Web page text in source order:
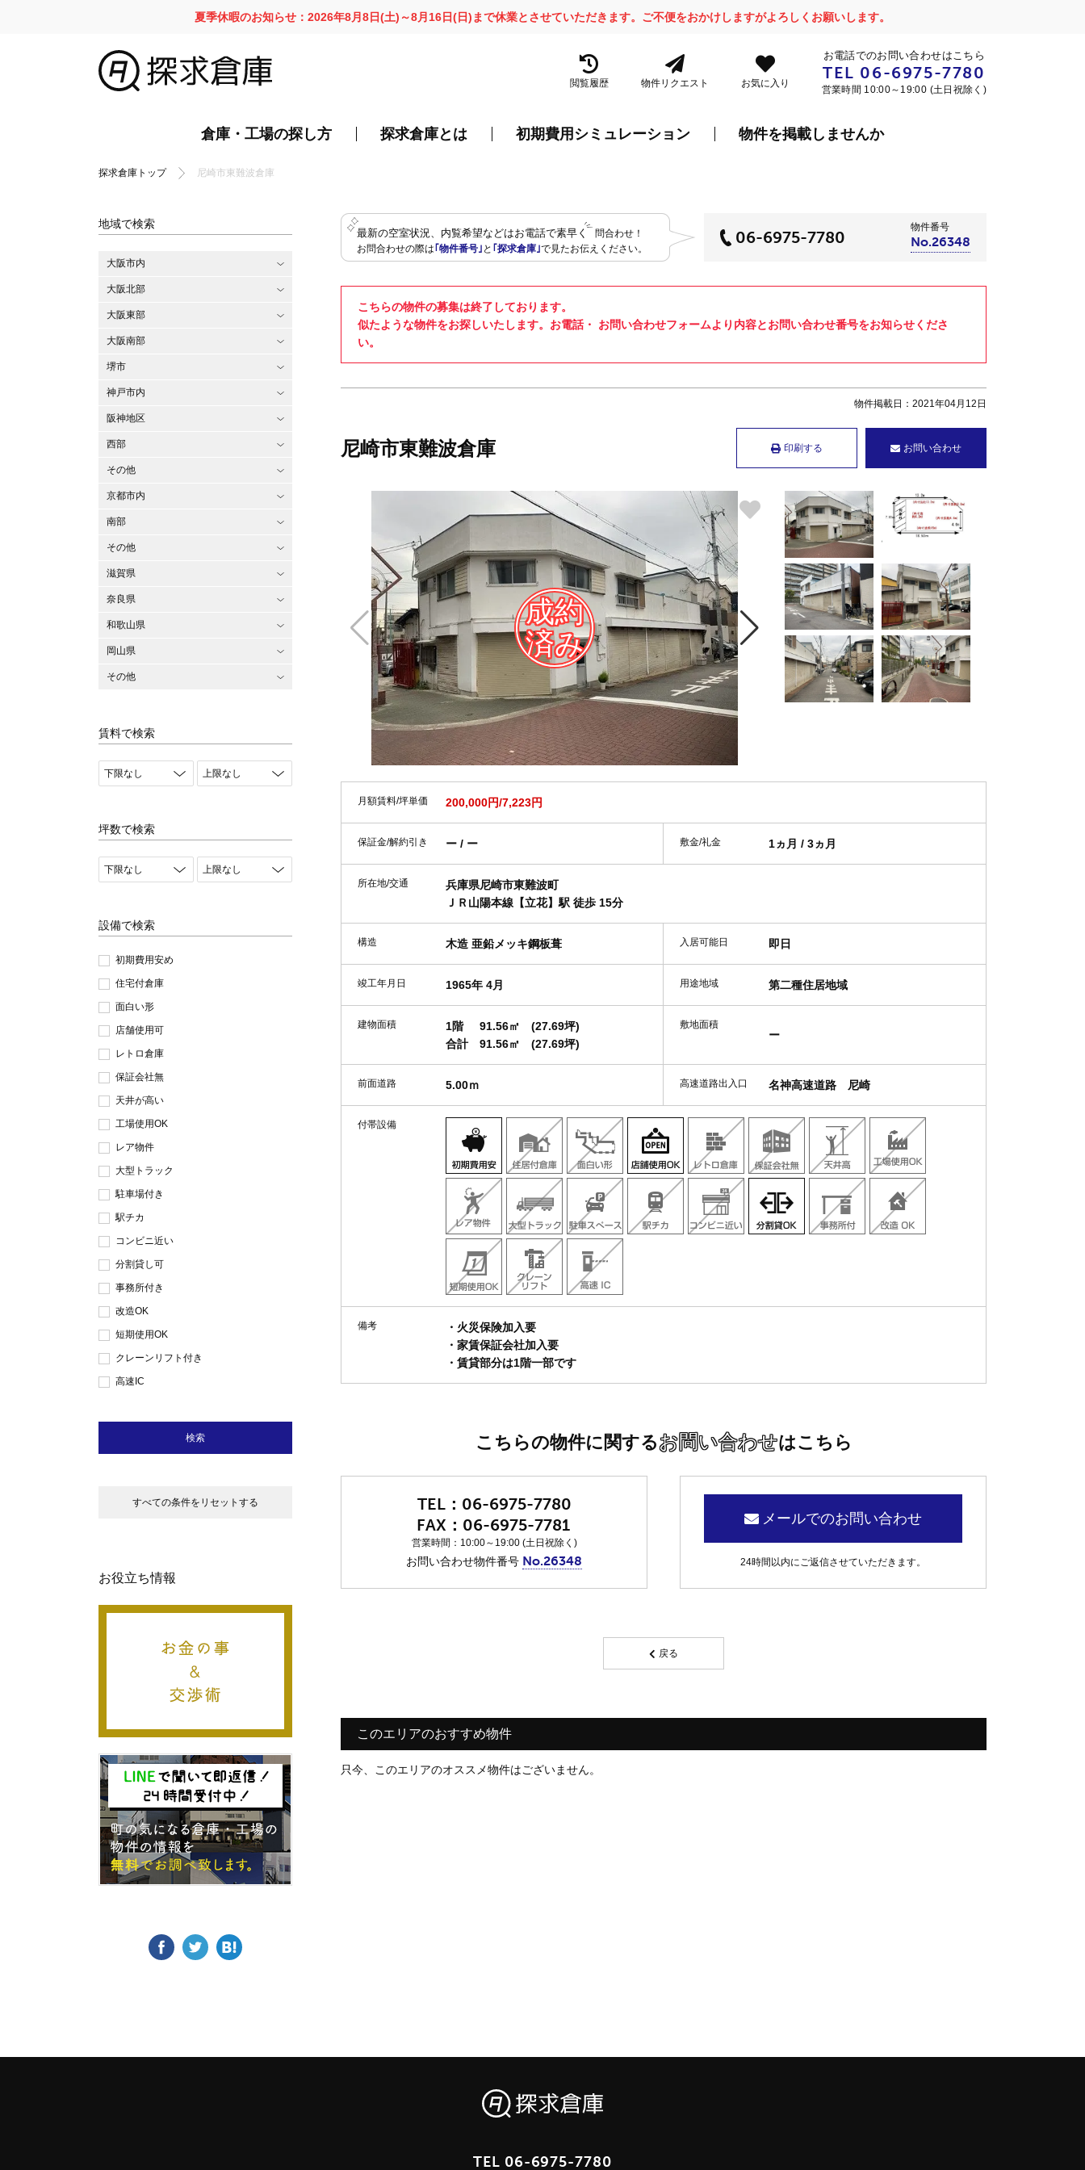
夏季休暇のお知らせ：2026年8月8日(土)～8月16日(日)まで休業とさせていただきます。ご不便をおかけしますがよろしくお願いします。
閲覧履歴 物件リクエスト お気に入り
お電話でのお問い合わせはこちら
TEL 06-6975-7780
営業時間 10:00～19:00 (土日祝除く)
倉庫・工場の探し方 探求倉庫とは 初期費用シミュレーション 物件を掲載しませんか
探求倉庫トップ 尼崎市東難波倉庫
最新の空室状況、内覧希望などはお電話で素早く
問合わせ！
お問合わせの際は｢物件番号｣ と ｢探求倉庫｣で見たお伝えください。
06-6975-7780
物件番号
No.26348
こちらの物件の募集は終了しております。
似たような物件をお探しいたします。お電話・ お問い合わせフォームより内容とお問い合わせ番号をお知らせくださ
い。
物件掲載日：2021年04月12日
印刷する お問い合わせ
尼崎市東難波倉庫
月額賃料/坪単価 200,000円/7,223円
保証金/解約引き ー / ー 敷金/礼金 1ヵ月 / 3ヵ月
所在地/交通
兵庫県尼崎市東難波町
ＪＲ山陽本線【立花】駅 徒歩 15分
構造 木造 亜鉛メッキ鋼板葺 入居可能日 即日
竣工年月日 1965年 4月 用途地域 第二種住居地域
建物面積 1階 91.56㎡
(27.69坪)
合計
91.56㎡ (27.69坪)
敷地面積
ー
前面道路 5.00ｍ 高速道路出入口 名神高速道路 尼崎
付帯設備
備考
・火災保険加入要
・家賃保証会社加入要
・賃貸部分は1階一部です
こちらの物件に関するお問い合わせはこちら
06-6975-7780
06-6975-7781
営業時間：10:00～19:00 (土日祝除く)
お問い合わせ物件番号 No.26348
メールでのお問い合わせ
24時間以内にご返信させていただきます。
戻る
このエリアのおすすめ物件
只今、このエリアのオススメ物件はございません。
地域で検索
大阪市内
大阪北部
大阪東部
大阪南部
堺市
神戸市内
阪神地区
西部
その他
京都市内
南部
その他
滋賀県
奈良県
和歌山県
岡山県
その他
賃料で検索
坪数で検索
設備で検索
初期費用安め
住宅付倉庫
面白い形
店舗使用可
レトロ倉庫
保証会社無
天井が高い
工場使用OK
レア物件
大型トラック
駐車場付き
駅チカ
コンビニ近い
分割貸し可
事務所付き
改造OK
短期使用OK
クレーンリフト付き
高速IC
検索
すべての条件をリセットする
お役立ち情報
TEL 06-6975-7780